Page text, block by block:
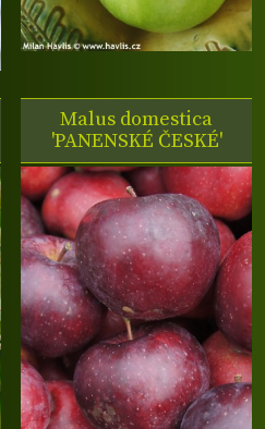
Malus domestica
'PANENSKÉ ČESKÉ'